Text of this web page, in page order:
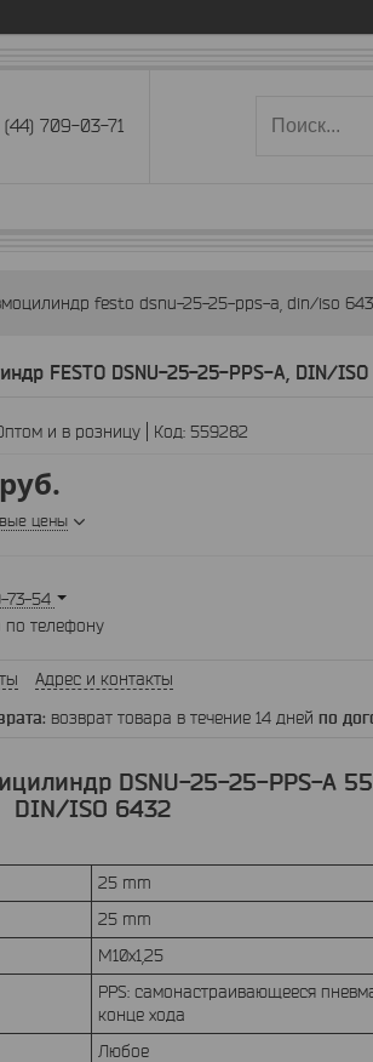
(44) 709-03-71
festo dsnu-25-25-pps-a, din/iso
FESTO DSNU-25-25-PPS-A, DIN/
и в розницу Код: 559282
руб.
цены
73-54
по телефону
Адрес и контакты
возврат товара в течение 14 дней по
DSNU-25-25-PPS-A
DIN/ISO 6432
25 mm
25 mm
M10x1,25
PPS: самонастраивающееся
конце хода
Любое